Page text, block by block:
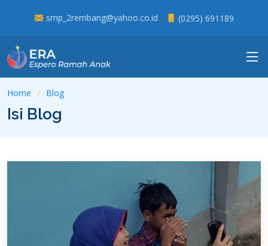
smp_2rembang@yahoo.co.id (0295) 691189
Home Blog
Isi Blog